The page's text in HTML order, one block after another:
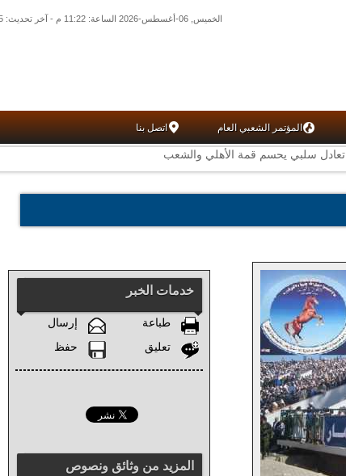
الخميس, 06-أغسطس-2026 الساعة: 11:22 م - آخر تحديث: 07:25 م (25: 04) بتوقيت غرينتش
المؤتمر الشعبي العام اتصل بنا
تعادل سلبي يحسم قمة الأهلي والشعب
خدمات الخبر
طباعة
إرسال
تعليق
حفظ
المزيد من وثائق ونصوص